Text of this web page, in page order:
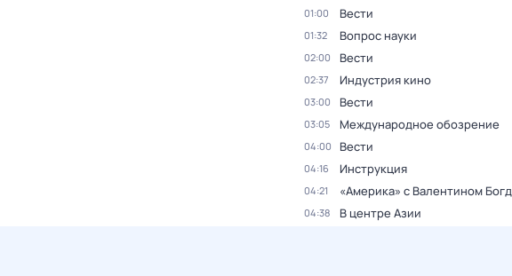
01:00 Вести
01:32 Вопрос науки
02:00 Вести
02:37 Индустрия кино
03:00 Вести
03:05 Международное обозрение
04:00 Вести
04:16 Инструкция
04:21 «Америка» с Валентином
04:38 В центре Азии